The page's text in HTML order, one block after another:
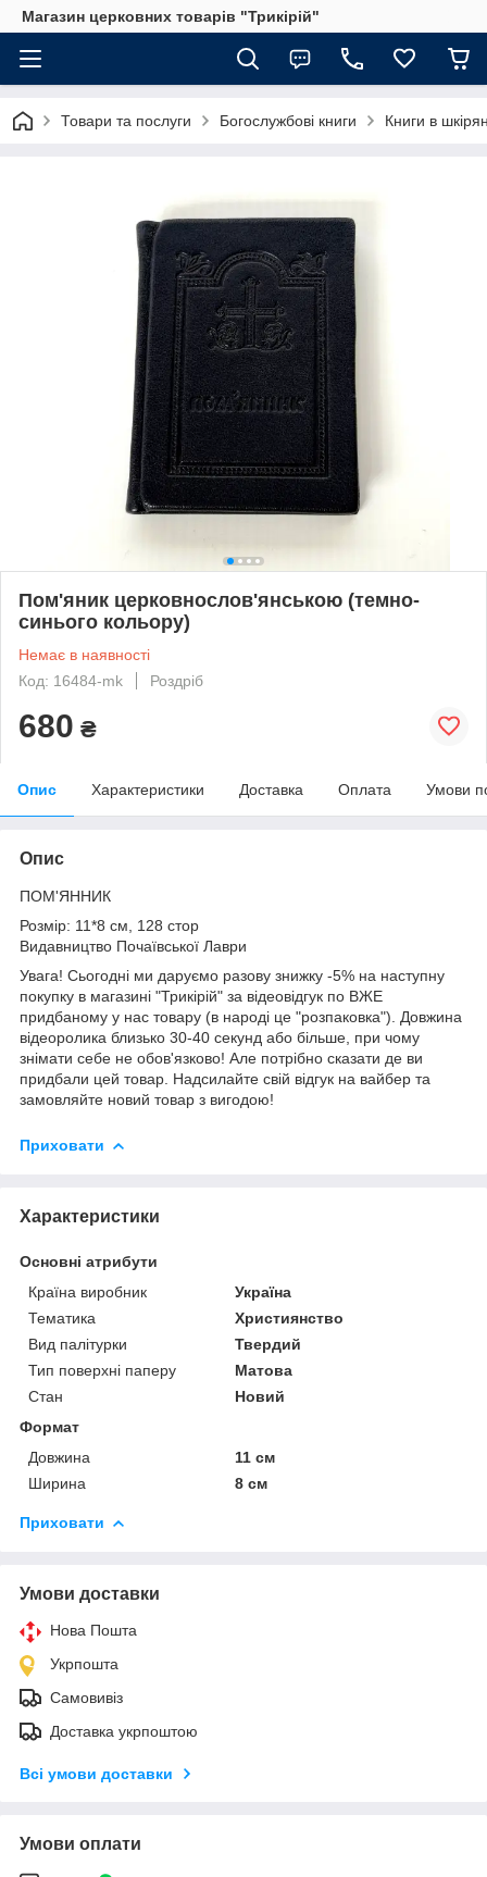
Магазин церковних товарів "Трикірій"
Товари та послуги Богослужбові книги Книги в
Пом'яник церковнослов'янською (темно-
синього кольору)
Немає в наявності
Код: 16484-mk
Роздріб
680 ₴
Опис Характеристики Доставка Оплата Умови
Опис
ПОМ'ЯННИК
Розмір: 11*8 см, 128 стор
Видавництво Почаївської Лаври
Увага! Сьогодні ми даруємо разову знижку -5% на наступну
покупку в магазині "Трикірій" за відеовідгук по ВЖЕ
придбаному у нас товару (в народі це "розпаковка"). Довжина
відеоролика близько 30-40 секунд або більше, при чому
знімати себе не обов'язково! Але потрібно сказати де ви
придбали цей товар. Надсилайте свій відгук на вайбер та
замовляйте новий товар з вигодою!
Приховати
Характеристики
Основні атрибути
Країна виробник
Україна
Тематика
Християнство
Вид палітурки
Твердий
Тип поверхні паперу
Матова
Стан
Новий
Формат
Довжина
11 см
Ширина
8 см
Приховати
Умови доставки
Нова Пошта
Укрпошта
Самовивіз
Доставка укрпоштою
Всі умови доставки
Умови оплати